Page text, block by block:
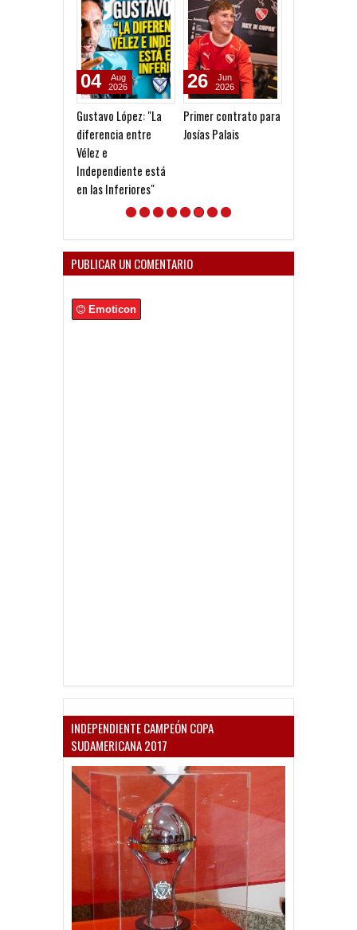
Gustavo López: "La
diferencia entre
Vélez e
Independiente está
en las Inferiores"
04
Aug
2026
Primer contrato para
Josías Palais
26
Jun
2026
PUBLICAR UN COMENTARIO
Emoticon
INDEPENDIENTE CAMPEÓN COPA
SUDAMERICANA 2017